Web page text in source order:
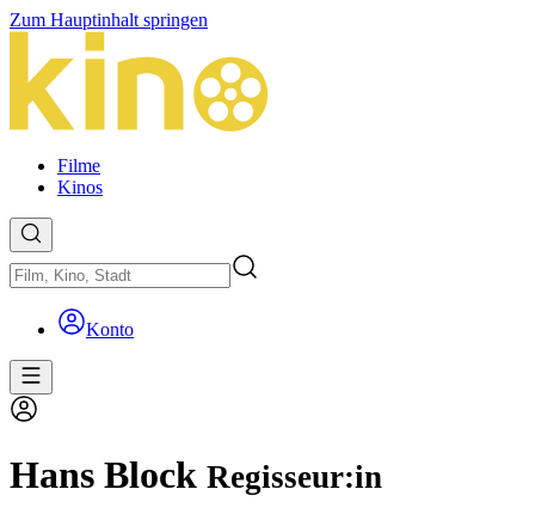
Zum Hauptinhalt springen
Filme
Kinos
Konto
Hans Block Regisseur:in